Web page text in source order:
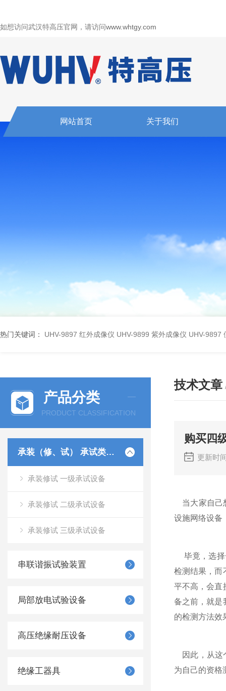
如想访问武汉特高压官网，请访问www.whtgy.com
网站首页 关于我们
热门关键词： UHV-9897 红外成像仪 UHV-9899 紫外成像仪 UHV-9897
产品分类
PRODUCT CLASSIFICATION
承装（修、试） 承试类仪器
承装修试 一级承试设备
承装修试 二级承试设备
承装修试 三级承试设备
串联谐振试验装置
局部放电试验设备
高压绝缘耐压设备
绝缘工器具
技术文章
购买四
更新时
当大家自己
设施网络设备
毕竟，选择
检测结果，而
平不高，会直
备之前，就是
的检测方法效
因此，从这
为自己的资格